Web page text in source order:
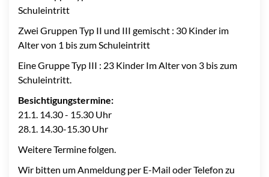
Schuleintritt
Zwei Gruppen Typ II und III gemischt : 30 Kinder im
Alter von 1 bis zum Schuleintritt
Eine Gruppe Typ III : 23 Kinder Im Alter von 3 bis zum
Schuleintritt.
Besichtigungstermine:
21.1. 14.30 - 15.30 Uhr
28.1. 14.30-15.30 Uhr
Weitere Termine folgen.
Wir bitten um Anmeldung per E-Mail oder Telefon zu